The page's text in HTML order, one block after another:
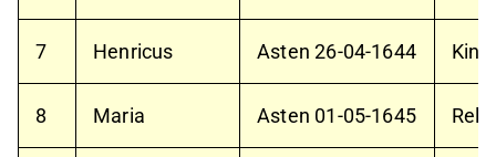
7 Henricus Asten26-04-1644 Kind
8 Maria Asten 01-05-1645